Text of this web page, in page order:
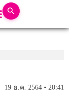
19 ธ.ค. 2564 • 20:41